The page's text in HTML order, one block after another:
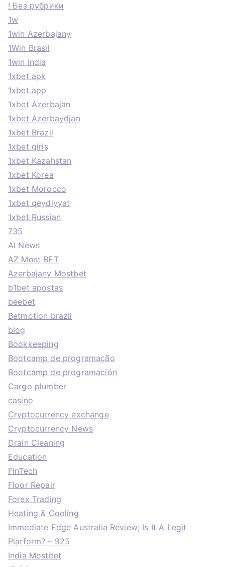
! Без рубрики
1w
1win Azerbajany
1Win Brasil
1win India
1xbet apk
1xbet app
1xbet Azerbajan
1xbet Azerbaydjan
1xbet Brazil
1xbet giriş
1xbet Kazahstan
1xbet Korea
1xbet Morocco
1xbet qeydiyyat
1xbet Russian
735
AI News
AZ Most BET
Azerbajany Mostbet
b1bet apostas
beebet
Betmotion brazil
blog
Bookkeeping
Bootcamp de programação
Bootcamp de programación
Cargo plumber
casino
Cryptocurrency exchange
Cryptocurrency News
Drain Cleaning
Education
FinTech
Floor Repair
Forex Trading
Heating & Cooling
Immediate Edge Australia Review; Is It A Legit
Platform? – 925
India Mostbet